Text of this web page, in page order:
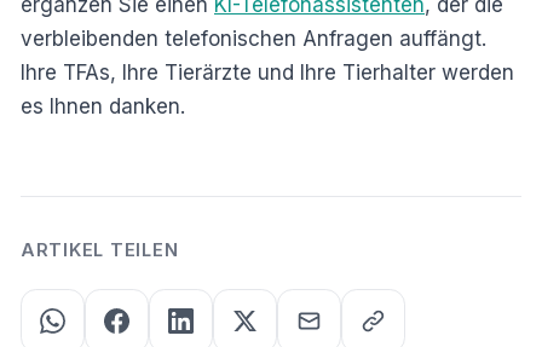
ergänzen Sie einen KI-Telefonassistenten, der die
verbleibenden telefonischen Anfragen auffängt.
Ihre TFAs, Ihre Tierärzte und Ihre Tierhalter werden
es Ihnen danken.
ARTIKEL TEILEN